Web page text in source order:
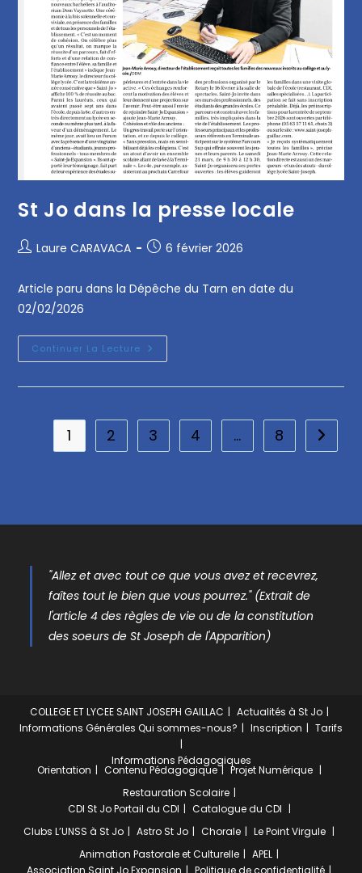
St Jo dans la presse locale
Laure CARAVACA 6 février 2026
Article paru dans la Dépêche du Tarn en date du
02/02/2026
Continuer La Lecture
1 2 3 4 … 8
"Allez et avec tout ce que vous avez et recevrez,
faîtes tout le bien que vous pourrez." (Extrait de
l'article 4 des règles de vie ou de la constitution
des soeurs de St Joseph de l'Apparition)
COLLEGE ET LYCEE SAINT JOSEPH GAILLAC
Actualités à St Jo
Informations Générales Qui sommes-nous? Inscription Tarifs
Informations Pédagogiques
Orientation Contenu Pédagogique
Projet Numérique
Restauration Scolaire
CDI St Jo Portail du CDI
Catalogue du CDI
Clubs L’UNSS à St Jo Astro St Jo Chorale
Le Point Virgule
Animation Pastorale et Culturelle
APEL